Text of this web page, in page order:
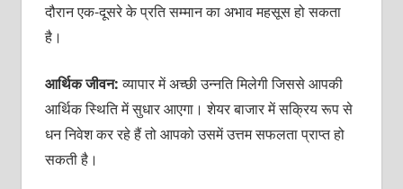
दौरान एक-दूसरे के प्रति सम्मान का अभाव महसूस हो सकता
है।
आर्थिक जीवन:व्यापार में अच्छी उन्नति मिलेगी जिससे आपकी
आर्थिक स्थिति में सुधार आएगा। शेयर बाजार में सक्रिय रूप से
धन निवेश कर रहे हैं तो आपको उसमें उत्तम सफलता प्राप्त हो
सकती है।